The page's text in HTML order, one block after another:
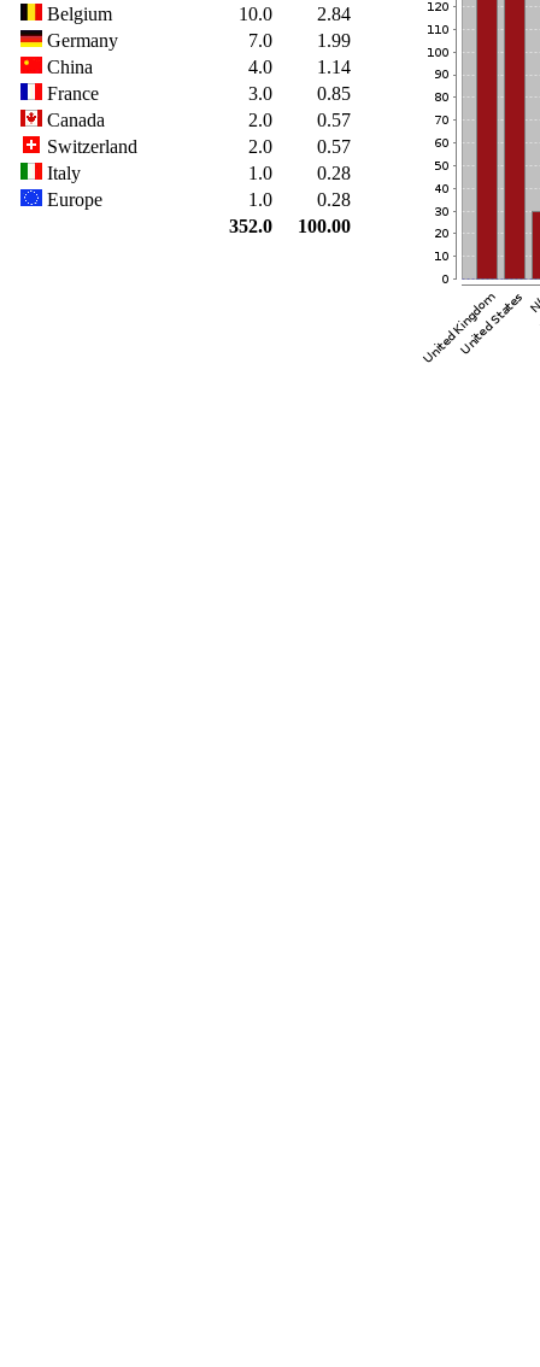
Belgium
10.0
2.84
Germany
7.0
1.99
China
4.0
1.14
France
3.0
0.85
Canada
2.0
0.57
Switzerland
2.0
0.57
Italy
1.0
0.28
Europe
1.0
0.28
352.0
100.00